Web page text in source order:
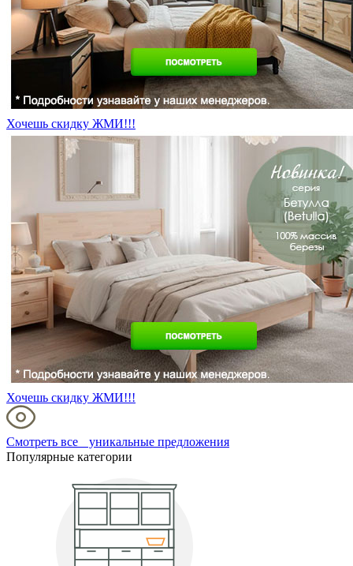
Хочешь скидку ЖМИ!!!
Хочешь скидку ЖМИ!!!
Смотреть все уникальные предложения
Популярные категории